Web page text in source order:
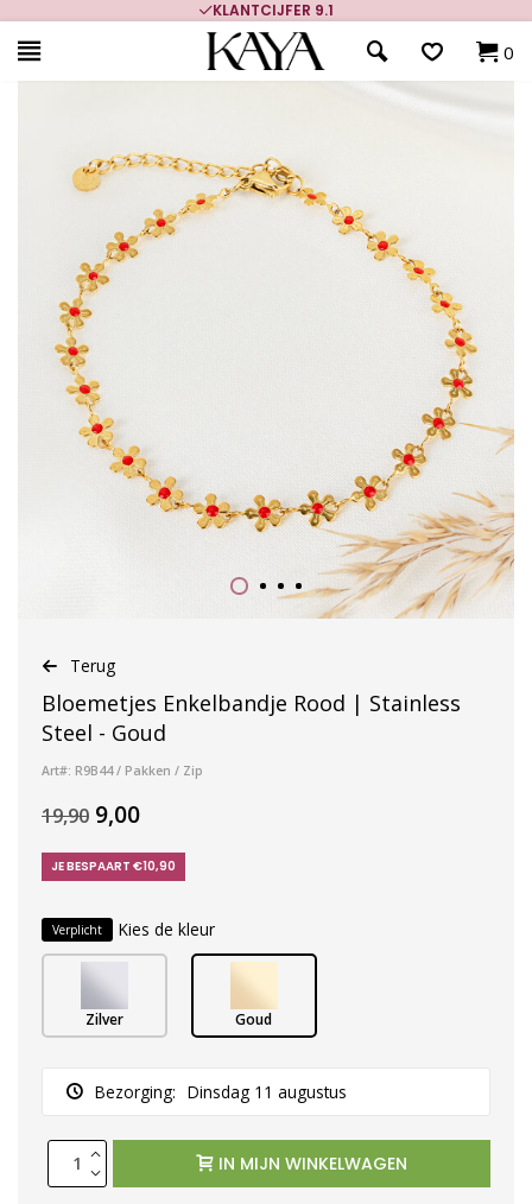
KLANTCIJFER 9.1
0
Terug
Bloemetjes Enkelbandje Rood | Stainless
Steel - Goud
Art#: R9B44 / Pakken / Zip
19,90 9,00
JE BESPAART €10,90
Verplicht Kies de kleur
Zilver Goud
Bezorging: Dinsdag 11 augustus
IN MIJN WINKELWAGEN